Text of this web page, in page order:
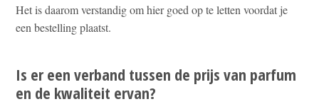
Het is daarom verstandig om hier goed op te letten voordat je
een bestelling plaatst.
Is er een verband tussen de prijs van parfum
en de kwaliteit ervan?